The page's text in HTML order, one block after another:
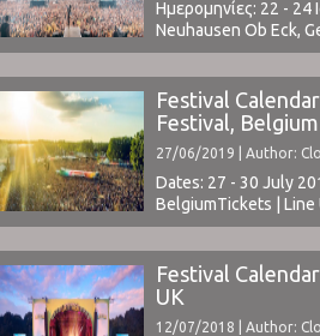
Knife Party, Hernan ...
Ημερομηνίες: 22 - 24
Neuhausen Ob Eck,
& Eichenring
Εισιτηρίου: € 199
Hurricane)
www.southside.de /
Up περιλαμβάνει:
The Prodigy | Billy
Broilers | Justice |
Festival
Festival, Belgium
27/06/2019 | Author:
Dates: 27 - 30 July
BelgiumTickets |
Festival
UK
12/07/2018 | Author: